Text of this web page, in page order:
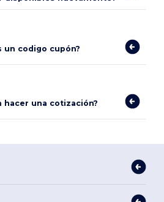
un codigo cupón?
hacer una cotización?